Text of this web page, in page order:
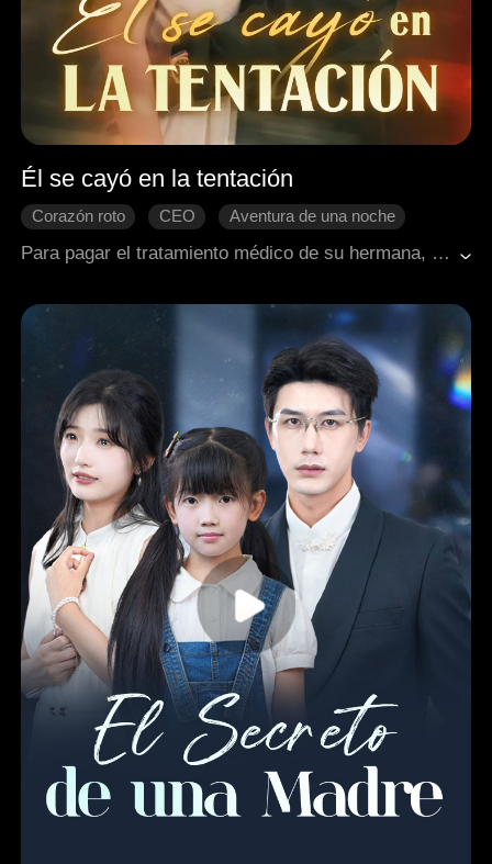
Él se cayó en la tentación
Corazón roto CEO
Aventura de una noche
Romance moderno
Para pagar el tratamiento médico de su hermana, Thea sacrificó su virginidad por un alto precio, vendiéndose a un desconocido llamado Jeff. Un año después, durante una reunión con los amigos de su pretendiente Gavin, volvió a encontrarse con Jeff. Este la reconoció y se enfrentó a ella en un lugar apartado. Presa del pánico, Thea huyó de nuevo a la sala privada, pero Gavin tiró de ella para que se enfrentara a Jeff una vez más. Gavin le dijo que solo Jeff tenía la medicina que podía salvar a su hermana. Tragándose su orgullo, le suplicó humildemente que le diera el medicamento, pero Jeff se mostró implacable, decidido a reavivar la pasión de aquella noche inolvidable...